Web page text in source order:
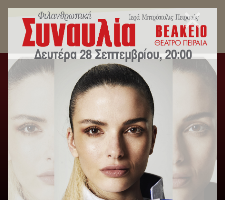
Μητροπολίτης Πειραιώς: «Δεν μπορεί ο
θησαυρός να είναι η ύλη και το χώμα».